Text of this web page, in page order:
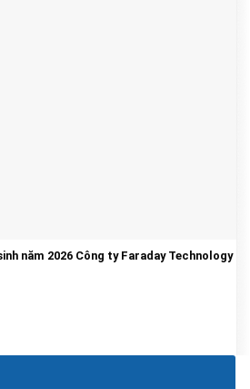
năm 2026 Công ty Faraday Technology